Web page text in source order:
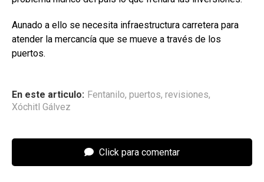
Aunado a ello se necesita infraestructura carretera para
atender la mercancía que se mueve a través de los
puertos.
En este articulo: Fentanilo, puertos, revisiones,
Xóchitl Gálvez
Click para comentar